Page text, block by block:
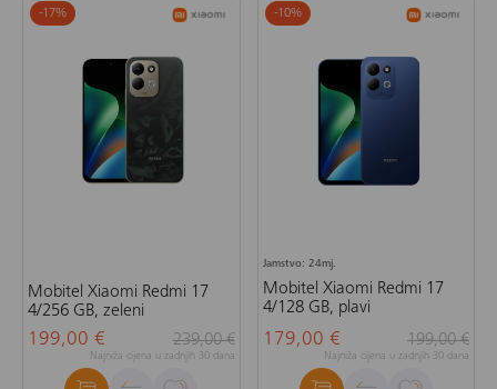
-17%
Mobitel Xiaomi Redmi 17
4/256 GB, zeleni
199,00 € 239,00 €
Najniža cijena u zadnjih 30 dana
-10%
Jamstvo: 24mj.
Mobitel Xiaomi Redmi 17
4/128 GB, plavi
179,00 € 199,00 €
Najniža cijena u zadnjih 30 dana